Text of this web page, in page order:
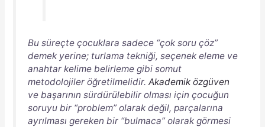
Bu süreçte çocuklara sadece “çok soru çöz”
demek yerine; turlama tekniği, seçenek eleme ve
anahtar kelime belirleme gibi somut
metodolojiler öğretilmelidir. Akademik özgüven
ve başarının sürdürülebilir olması için çocuğun
soruyu bir “problem” olarak değil, parçalarına
ayrılması gereken bir “bulmaca” olarak görmesi